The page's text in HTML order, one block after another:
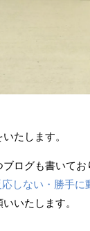
たします。
ログも書いてお
しない・勝手
いたします。